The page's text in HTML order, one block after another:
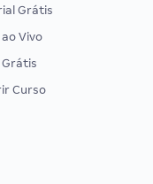
Grátis
Vivo
Grátis
Curso